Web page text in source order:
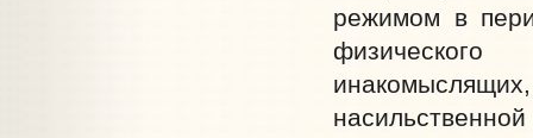
режимом в